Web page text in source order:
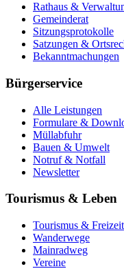
Rathaus &
Gemeinderat
Sitzungsprotokolle
Satzungen &
Bekanntmachungen
Bürgerservice
Alle Leistungen
Formulare &
Müllabfuhr
Bauen & Umwelt
Notruf & Notfall
Newsletter
Tourismus & Leben
Tourismus & Freizeit
Wanderwege
Mainradweg
Vereine